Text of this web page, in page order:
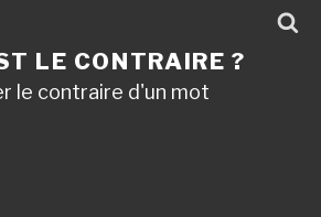
LE CONTRAIRE ?
le contraire d'un mot